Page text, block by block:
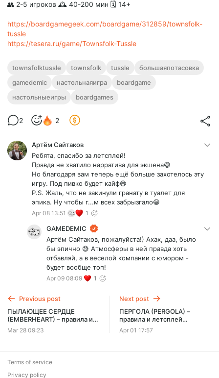
👥 2-5 игроков 🕰 40-200 мин 🗓️ 14+
https://boardgamegeek.com/boardgame/312859/townsfolk-
tussle
https://tesera.ru/game/Townsfolk-Tussle
townsfolktussle townsfolk tussle
большаяпотасовка
gamedemic
настольнаяигра
boardgame
настольныеигры
boardgames
2 2
Артём Сайтаков
Ребята, спасибо за летсплей!
Правда не хватило нарратива для экшена😅
Но благодаря вам теперь ещё больше захотелось эту
игру. Под пивко будет кайф😄
P.S. Жаль, что не закинули гранату в туалет для
эпика. Ну чтобы г...м всех забрызгало😁
Apr 08 13:51 1
GAMEDEMIC
Артём Сайтаков, пожалуйста!) Ахах, даа, было
бы эпично 😅 Атмосферы в ней правда хоть
отбавляй, а в веселой компании с юмором -
будет вообще топ!
Apr 09 08:09 1
Previous post
ПЫЛАЮЩЕЕ СЕРДЦЕ
(EMBERHEART) – правила и
летсплей настольной игры
втроём
Mar 28 09:23
Next post
ПЕРГОЛА (PERGOLA) –
правила и летсплей
настольной игры
Apr 01 17:57
Terms of service
Privacy policy